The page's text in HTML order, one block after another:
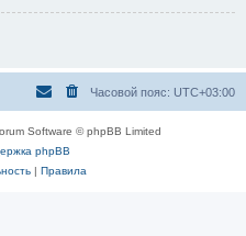
Часовой пояс: UTC+03:00
Software © phpBB Limited
phpBB
| Правила